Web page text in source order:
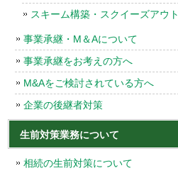
スキーム構築・スクイーズアウト
事業承継・M＆Aについて
事業承継をお考えの方へ
M&Aをご検討されている方へ
企業の後継者対策
生前対策業務について
相続の生前対策について